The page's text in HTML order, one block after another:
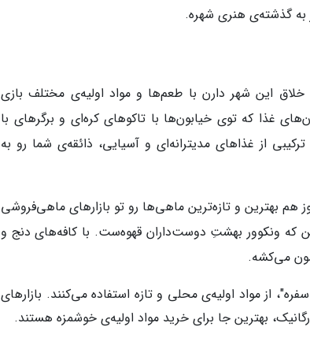
به گذشته‌ی هنری شهره.
این شهر دارن با طعم‌ها و مواد اولیه‌ی مختلف بازی
غذا که توی خیابون‌ها با تاکوهای کره‌ای و برگرهای با
از غذاهای مدیترانه‌ای و آسیایی، ذائقه‌ی شما رو به
هم بهترین و تازه‌ترین ماهی‌ها رو تو بازارهای ماهی‌فروشی
که ونکوور بهشتِ دوست‌داران قهوه‌ست. با کافه‌‌های دنج و
می‌کشه.
از مواد اولیه‌ی محلی و تازه استفاده می‌کنند. بازارهای
بهترین جا برای خرید مواد اولیه‌ی خوشمزه هستند.